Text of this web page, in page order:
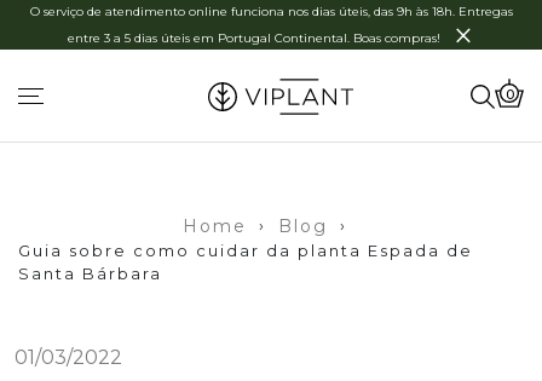
O serviço de atendimento online funciona nos dias úteis, das 9h às 18h. Entregas
entre 3 a 5 dias úteis em Portugal Continental. Boas compras!
×
0
Home › Blog
›
Guia sobre como cuidar da planta Espada de
Santa Bárbara
01/03/2022